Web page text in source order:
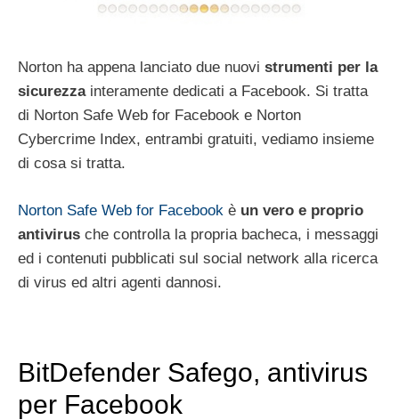
Norton ha appena lanciato due nuovi strumenti per la
sicurezzainteramente dedicati a Facebook. Si tratta
di Norton Safe Web for Facebook e Norton
Cybercrime Index, entrambi gratuiti, vediamo insieme
di cosa si tratta.
Norton Safe Web for Facebook è un vero e proprio
antivirus che controlla la propria bacheca, i messaggi
ed i contenuti pubblicati sul social network alla ricerca
di virus ed altri agenti dannosi.
BitDefender Safego, antivirus
per Facebook